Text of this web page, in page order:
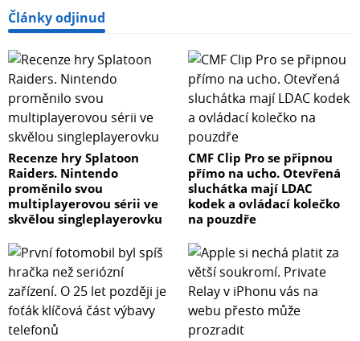
Články odjinud
Recenze hry Splatoon
Raiders. Nintendo
proměnilo svou
multiplayerovou sérii ve
skvělou singleplayerovku
CMF Clip Pro se připnou
přímo na ucho. Otevřená
sluchátka mají LDAC
kodek a ovládací kolečko
na pouzdře